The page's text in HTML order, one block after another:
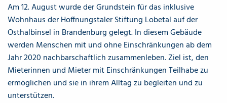
Am 12. August wurde der Grundstein für das inklusive
Wohnhaus der Hoffnungstaler Stiftung Lobetal auf der
Osthalbinsel in Brandenburg gelegt. In diesem Gebäude
werden Menschen mit und ohne Einschränkungen ab dem
Jahr 2020 nachbarschaftlich zusammenleben. Ziel ist, den
Mieterinnen und Mieter mit Einschränkungen Teilhabe zu
ermöglichen und sie in ihrem Alltag zu begleiten und zu
unterstützen.